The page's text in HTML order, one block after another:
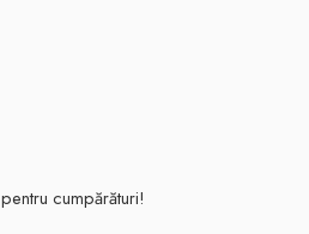
pentru cumpărături!